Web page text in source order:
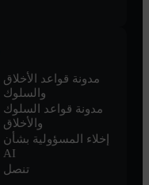
مدونة قواعد الأخلاق
والسلوك
مدونة قواعد السلوك
والأخلاق
إخلاء المسؤولية بشأن
AI
تنصل